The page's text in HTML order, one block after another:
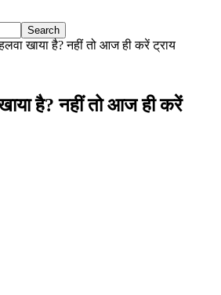
खाया है? नहीं तो आज ही करें ट्राय
है? नहीं तो आज ही करें